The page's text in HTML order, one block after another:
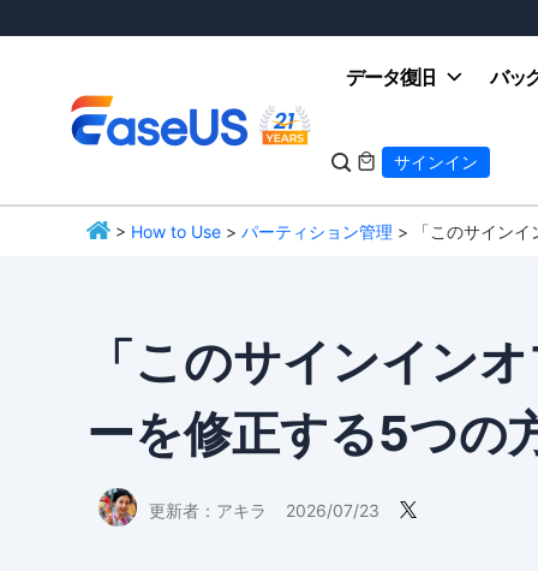
データ復旧 バッ
  サインイン
> How to Use > パーティション管理 > 「このサインイ
「このサインイン
ーを修正する5つの
更新者： アキラ 2026/07/23 